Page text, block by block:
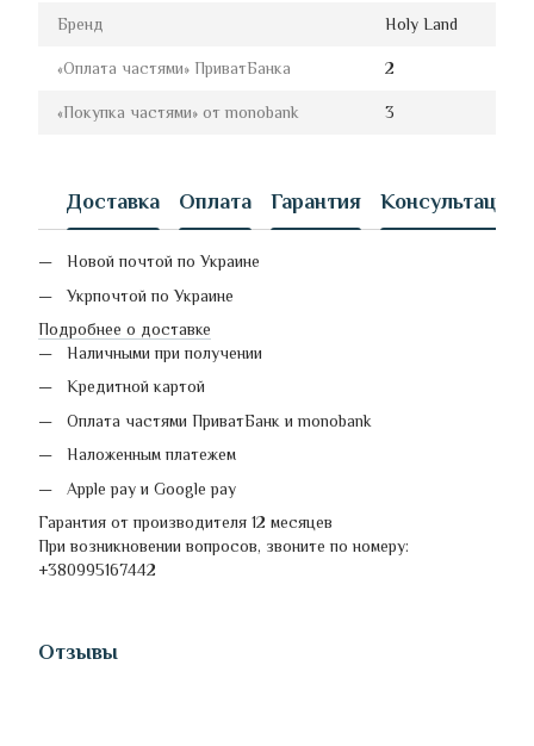
Бренд Holy Land
«Оплата частями» ПриватБанка 2
«Покупка частями» от monobank 3
Доставка Оплата Гарантия Консультация
Новой почтой по Украине
Укрпочтой по Украине
Подробнее о доставке
Наличными при получении
Кредитной картой
Оплата частями ПриватБанк и monobank
Наложенным платежем
Apple pay и Google pay
Гарантия от производителя 12 месяцев
При возникновении вопросов, звоните по номеру:
+380995167442
Отзывы